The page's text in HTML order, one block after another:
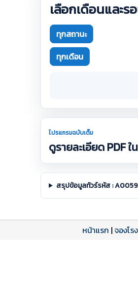
เลือกเดือนและร
ทุกสถานะ
ทุกเดือน
โปรแกรมฉบับเต็ม
ดูรายละเอียด PDF
สรุปข้อมูลทัวร์รหัส :
หน้าแรก |จองโร